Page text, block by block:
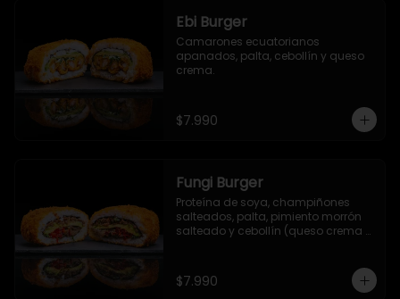
Ebi Burger
Camarones ecuatorianos
apanados, palta, cebollín y queso
crema.
$7.990
Fungi Burger
Proteína de soya, champiñones
salteados, palta, pimiento morrón
salteado y cebollín (queso crema
$7.990